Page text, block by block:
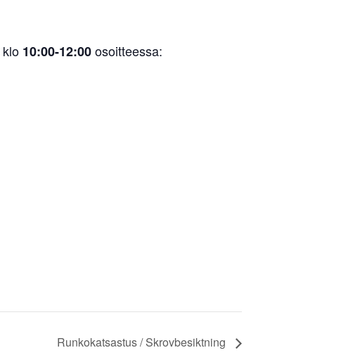
klo 10:00-12:00osoitteessa:
Runkokatsastus / Skrovbesiktning